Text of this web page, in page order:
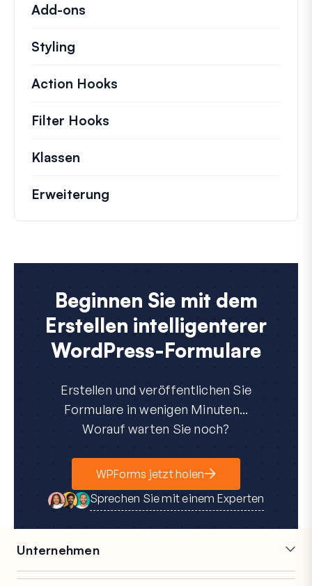
Add-ons
Styling
Action Hooks
Filter Hooks
Klassen
Erweiterung
Beginnen Sie mit dem
Erstellen intelligenterer
WordPress-Formulare
Erstellen und veröffentlichen Sie
Formulare in wenigen Minuten...
Worauf warten Sie noch?
WPForms jetzt holen
Sprechen Sie mit einem Experten
Unternehmen
Karriere
Partner